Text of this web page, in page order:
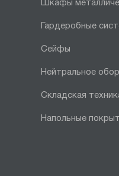
Шкафы
Гардеробные
Сейфы
Нейтральное
Складская
Напольные